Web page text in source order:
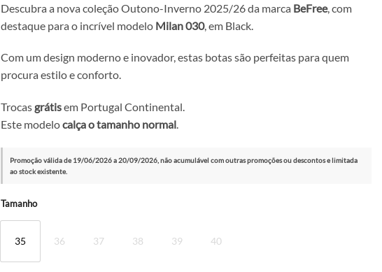
139.00€.69.50€.
Descubra a nova coleção Outono-Inverno 2025/26 da marca BeFree, com
destaque para o incrível modelo Milan 030, em Black.
Com um design moderno e inovador, estas botas são perfeitas para quem
procura estilo e conforto.
Trocas grátisem Portugal Continental.
Este modelocalça o tamanho normal.
Promoção válida de 19/06/2026 a 20/09/2026, não acumulável com outras promoções ou descontos e limitada
ao stock existente.
Tamanho
35 36 37 38 39 40
Alternative: